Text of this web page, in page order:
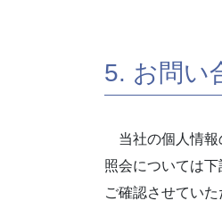
5. お問い
当社の個人情報
照会については
ご確認させてい